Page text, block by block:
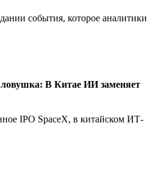
события, которое аналитики
В Китае ИИ заменяет
IPO SpaceX, в китайском ИТ-